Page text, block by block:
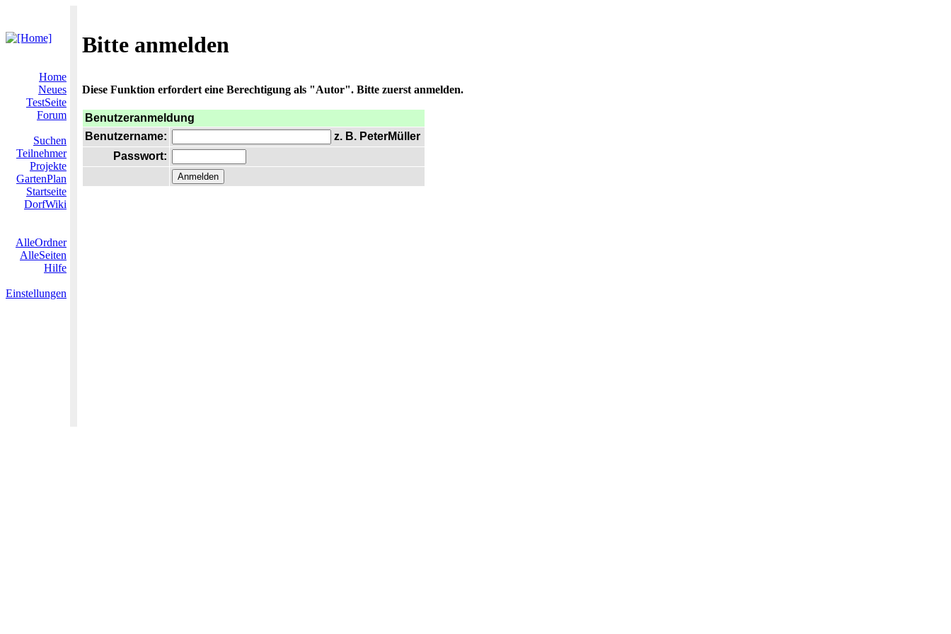
Bitte anmelden
Home
Neues
TestSeite
Forum
Suchen
Teilnehmer
Projekte
GartenPlan
Startseite
DorfWiki
AlleOrdner
AlleSeiten
Hilfe
Einstellungen
Diese Funktion erfordert eine Berechtigung als "Autor". Bitte zuerst anmelden.
Benutzeranmeldung
Benutzername:
z. B. PeterMüller
Passwort: